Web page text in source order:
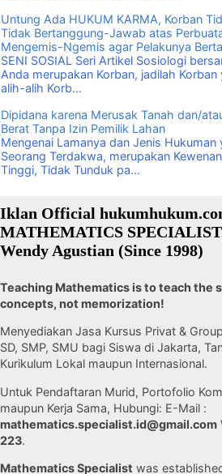
Untung Ada HUKUM KARMA, Korban
Tidak Bertanggung-Jawab atas
Mengemis-Ngemis agar Pelakunya
SENI SOSIAL Seri Artikel Sosiologi
Anda merupakan Korban, jadilah
alih-alih Korb...
Dipidana karena Merusak Tanah dan/
Berat Tanpa Izin Pemilik Lahan
Mengenai Lamanya dan Jenis
Seorang Terdakwa, merupakan
Tinggi, Tidak Tunduk pa...
Iklan Official
MATHEMATICS
Wendy Agustian (Since 1998)
Teaching Mathematics is to teach the
concepts, not memorization!
Menyediakan Jasa Kursus Privat &
SD, SMP, SMU bagi Siswa di Jakarta,
Kurikulum Lokal maupun Internasional.
Untuk Pendaftaran Murid, Portofolio
maupun Kerja Sama, Hubungi: E-Mail :
mathematics.specialist.id@gmail.com
223.
Mathematics Specialist was